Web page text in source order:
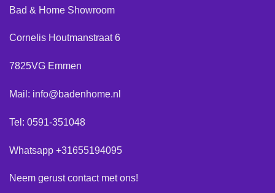
Bad & Home Showroom
Cornelis Houtmanstraat 6
7825VG Emmen
Mail: info@badenhome.nl
Tel: 0591-351048
Whatsapp +31655194095
Neem gerustcontactmet ons!